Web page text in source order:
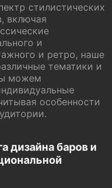
стилистических
включая
и
и ретро, наше
тематики и
можем
особенности
дизайна баров и